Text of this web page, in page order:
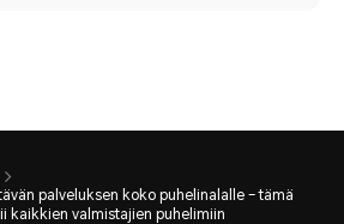
palveluksen koko puhelinalalle – tämä
kaikkien valmistajien puhelimiin